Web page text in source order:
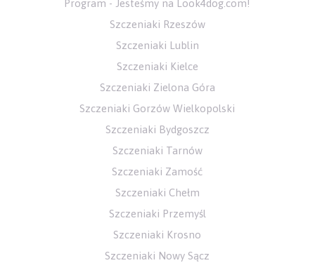
Program - Jesteśmy na Look4dog.com!
Szczeniaki Rzeszów
Szczeniaki Lublin
Szczeniaki Kielce
Szczeniaki Zielona Góra
Szczeniaki Gorzów Wielkopolski
Szczeniaki Bydgoszcz
Szczeniaki Tarnów
Szczeniaki Zamość
Szczeniaki Chełm
Szczeniaki Przemyśl
Szczeniaki Krosno
Szczeniaki Nowy Sącz